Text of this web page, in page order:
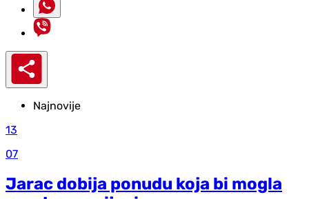
Najnovije
13
07
Jarac dobija ponudu koja bi mogla